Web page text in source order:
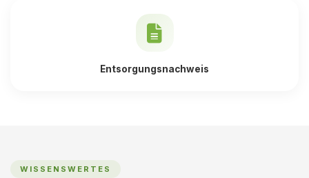
Entsorgungsnachweis
WISSENSWERTES